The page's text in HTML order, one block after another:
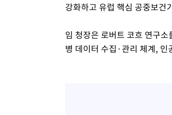
강화하고 유럽 핵심 공중보건
임 청장은 로버트 코흐 연구
병 데이터 수집·관리 체계,